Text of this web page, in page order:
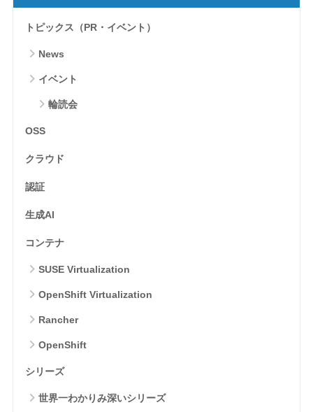
トピックス（PR・イベント）
News
イベント
輪読会
OSS
クラウド
認証
生成AI
コンテナ
SUSE Virtualization
OpenShift Virtualization
Rancher
OpenShift
シリーズ
世界一わかりみ深いシリーズ